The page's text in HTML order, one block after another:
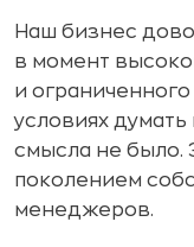
Наш бизнес
в момент
и
условиях
смысла не было.
поколением
менеджеров.